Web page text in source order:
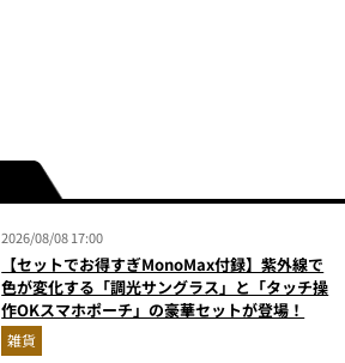
2026/08/08 17:00
【セットでお得すぎMonoMax付録】紫外線で
色が変化する「調光サングラス」と「タッチ操
作OKスマホポーチ」の豪華セットが登場！
雑貨